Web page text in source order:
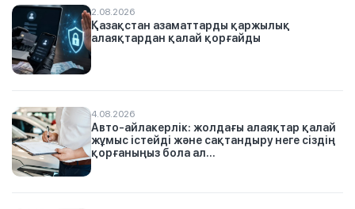
2.08.2026
Қазақстан азаматтарды қаржылық
алаяқтардан қалай қорғайды
4.08.2026
Авто-айлакерлік: жолдағы алаяқтар қалай
жұмыс істейді және сақтандыру неге сіздің
қорғаныңыз бола ал...